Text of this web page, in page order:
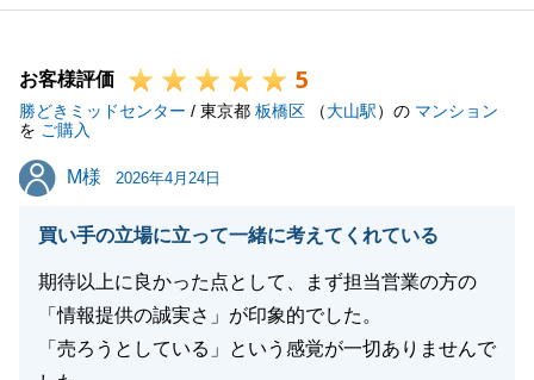
I様の益々のご活躍をお祈り申し上げます。
閉じる
お客様評価 5
勝どきミッドセンター / 東京都 板橋区 （大山駅）の マンション
を ご購入
M様
M様 2026年4月24日
買い手の立場に立って一緒に考えてくれている
期待以上に良かった点として、まず担当営業の方の
「情報提供の誠実さ」が印象的でした。
「売ろうとしている」という感覚が一切ありませんで